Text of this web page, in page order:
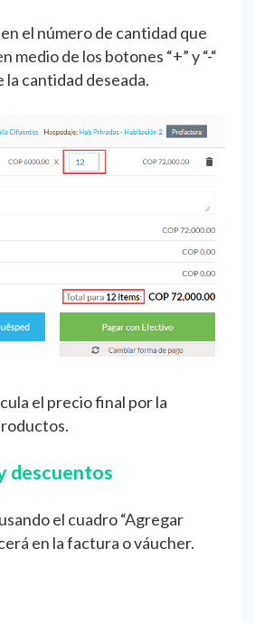
el número de cantidad que
medio de los botones “+” y “-“
la cantidad deseada.
el precio final por la
descuentos
el cuadro “Agregar
en la factura o váucher.